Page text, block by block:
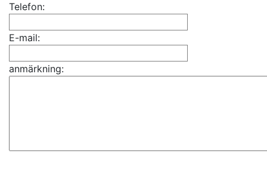
Telefon:
E-mail:
anmärkning: